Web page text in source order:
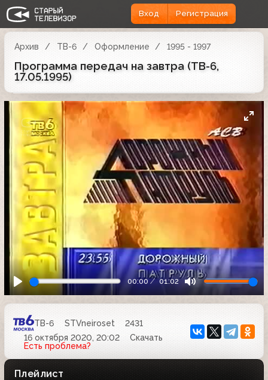
Вход Регистрация
Архив ТВ-6 Оформление 1995 - 1997
Программа передач на завтра (ТВ-6,
17.05.1995)
00:00 01:02
ТВ-6 STVneiroset
2431
16 октября 2020, 20:02
Скачать
Есть проблема?
Плейлист